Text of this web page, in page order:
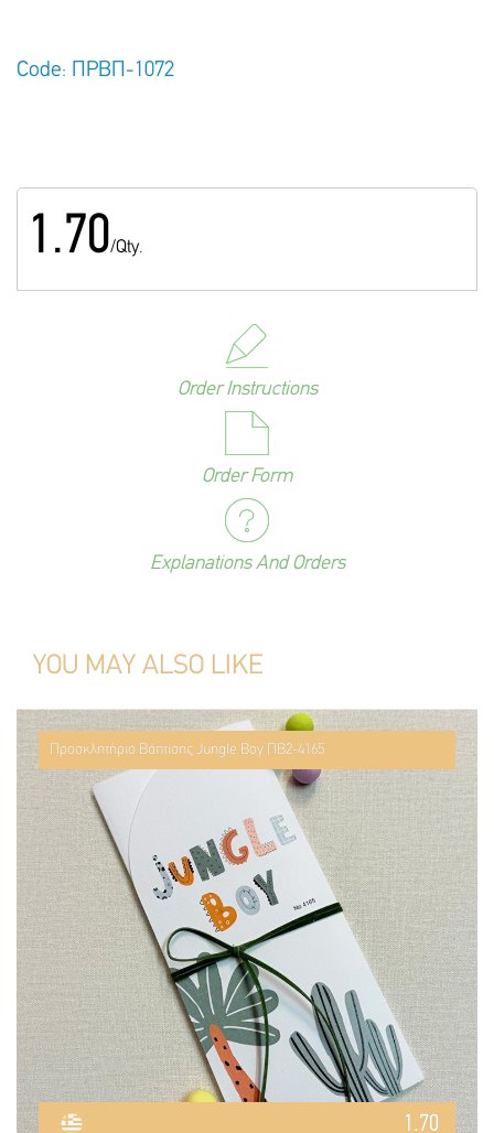
Code: ΠΡΒΠ-1072
1.70/Qty.
Order Instructions
Order Form
Explanations And Orders
YOU MAY ALSO LIKE
Προσκλητήριο Βάπτισης Jungle Boy ΠΒ2-4165
1.70